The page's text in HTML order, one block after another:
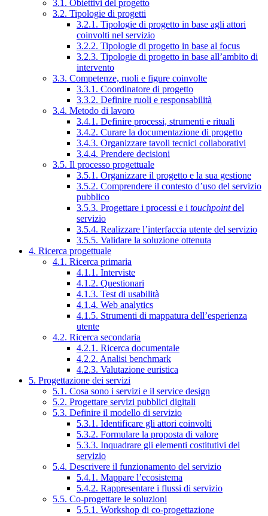
3.1. Obiettivi del progetto
3.2. Tipologie di progetti
3.2.1. Tipologie di progetto in base agli attori
coinvolti nel servizio
3.2.2. Tipologie di progetto in base al focus
3.2.3. Tipologie di progetto in base all’ambito di
intervento
3.3. Competenze, ruoli e figure coinvolte
3.3.1. Coordinatore di progetto
3.3.2. Definire ruoli e responsabilità
3.4. Metodo di lavoro
3.4.1. Definire processi, strumenti e rituali
3.4.2. Curare la documentazione di progetto
3.4.3. Organizzare tavoli tecnici collaborativi
3.4.4. Prendere decisioni
3.5. Il processo progettuale
3.5.1. Organizzare il progetto e la sua gestione
3.5.2. Comprendere il contesto d’uso del servizio
pubblico
3.5.3. Progettare i processi e i touchpointdel
servizio
3.5.4. Realizzare l’interfaccia utente del servizio
3.5.5. Validare la soluzione ottenuta
4. Ricerca progettuale
4.1. Ricerca primaria
4.1.1. Interviste
4.1.2. Questionari
4.1.3. Test di usabilità
4.1.4. Web analytics
4.1.5. Strumenti di mappatura dell’esperienza
utente
4.2. Ricerca secondaria
4.2.1. Ricerca documentale
4.2.2. Analisi benchmark
4.2.3. Valutazione euristica
5. Progettazione dei servizi
5.1. Cosa sono i servizi e il service design
5.2. Progettare servizi pubblici digitali
5.3. Definire il modello di servizio
5.3.1. Identificare gli attori coinvolti
5.3.2. Formulare la proposta di valore
5.3.3. Inquadrare gli elementi costitutivi del
servizio
5.4. Descrivere il funzionamento del servizio
5.4.1. Mappare l’ecosistema
5.4.2. Rappresentare i flussi di servizio
5.5. Co-progettare le soluzioni
5.5.1. Workshop di co-progettazione